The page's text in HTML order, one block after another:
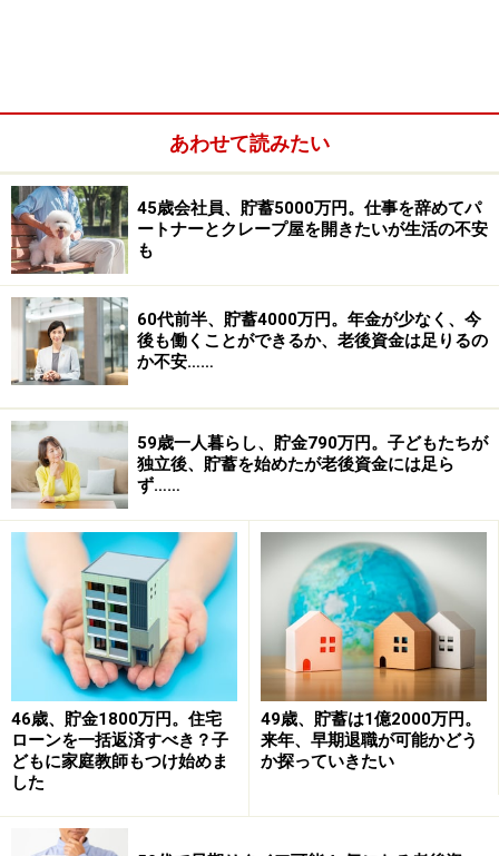
さて私どもですが、結婚以来30余年、ずっとダブルイン
カムで経済的には余裕のある生活。いくら収入があり、
いくら使っているのかも自覚せぬまま今日まで生活して
り売却しております。その分のローンの焦げ付きも、今
の家のローンに上乗せしておりましたが、夫の退職と同
時に残金600万円ほどは退職金の一部で返済いたしまし
た。退職金は、あと2500万円ぐらいは残っていると思い
ますが、別居中の夫が管理しておりますので詳細は不明
です。
夫とは2年前から別居しておりますが、毎月、子の生活
費と学費として10万円もらっております。子は大学4年
生ですが、大学院に行く予定であと2年学費が必要で
す。今のところ、夫とは離婚は考えておりませんが、こ
れから先、同居に戻ることもないと思います。
夫は2年前に定年退職いたしましたが、同じ会社に延長
あわせて読みたい
45歳会社員、貯蓄5000万円。仕事を辞めてパ
ートナーとクレープ屋を開きたいが生活の不安
も
60代前半、貯蓄4000万円。年金が少なく、今
後も働くことができるか、老後資金は足りるの
か不安……
59歳一人暮らし、貯金790万円。子どもたちが
独立後、貯蓄を始めたが老後資金には足ら
ず……
46歳、貯金1800万円。住宅
ローンを一括返済すべき？子
どもに家庭教師もつけ始めま
した
49歳、貯蓄は1億2000万円。
来年、早期退職が可能かどう
か探っていきたい